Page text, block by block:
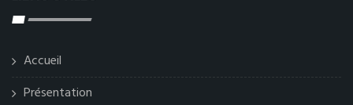
Accueil
Présentation